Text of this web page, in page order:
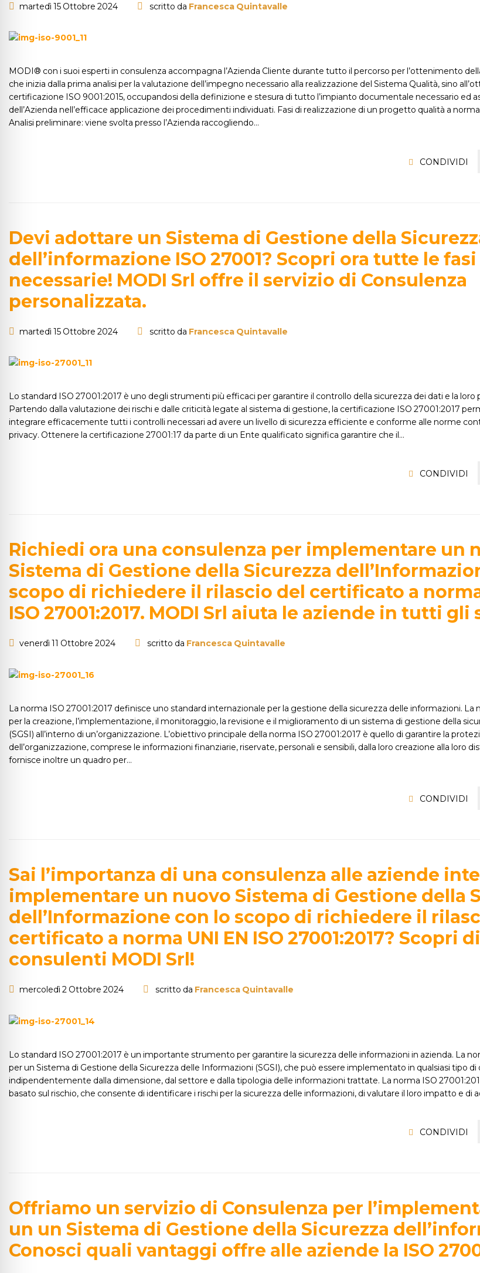
martedì 15 Ottobre 2024 scritto da Francesca Quintavalle
MODI® con i suoi esperti in consulenza accompagna l’Azienda Cliente durante tutto il percorso per l’ottenimento
che inizia dalla prima analisi per la valutazione dell’impegno necessario alla realizzazione del Sistema Qualità, sino
certificazione ISO 9001:2015, occupandosi della definizione e stesura di tutto l’impianto documentale necessario ed
dell’Azienda nell’efficace applicazione dei procedimenti individuati. Fasi di realizzazione di un progetto qualità a
Analisi preliminare: viene svolta presso l’Azienda raccogliendo…
CONDIVIDI
Devi adottare un Sistema di Gestione della
dell’informazione ISO 27001? Scopri ora tutte le fasi
necessarie! MODI Srl offre il servizio di Consulenza
personalizzata.
martedì 15 Ottobre 2024 scritto da Francesca Quintavalle
Lo standard ISO 27001:2017 è uno degli strumenti più efficaci per garantire il controllo della sicurezza dei dati e la loro
Partendo dalla valutazione dei rischi e dalle criticità legate al sistema di gestione, la certificazione ISO 27001:2017
integrare efficacemente tutti i controlli necessari ad avere un livello di sicurezza efficiente e conforme alle norme
privacy. Ottenere la certificazione 27001:17 da parte di un Ente qualificato significa garantire che il…
CONDIVIDI
Richiedi ora una consulenza per implementare un
Sistema di Gestione della Sicurezza
scopo di richiedere il rilascio del certificato a norma
ISO 27001:2017. MODI Srl aiuta le aziende in tutti gli
venerdì 11 Ottobre 2024 scritto da Francesca Quintavalle
La norma ISO 27001:2017 definisce uno standard internazionale per la gestione della sicurezza delle informazioni. La
per la creazione, l’implementazione, il monitoraggio, la revisione e il miglioramento di un sistema di gestione della
(SGSI) all’interno di un’organizzazione. L’obiettivo principale della norma ISO 27001:2017 è quello di garantire la
dell’organizzazione, comprese le informazioni finanziarie, riservate, personali e sensibili, dalla loro creazione alla loro
fornisce inoltre un quadro per…
CONDIVIDI
Sai l’importanza di una consulenza alle aziende
implementare un nuovo Sistema di Gestione della
dell’Informazione con lo scopo di richiedere il
certificato a norma UNI EN ISO 27001:2017? Scopri
consulenti MODI Srl!
mercoledì 2 Ottobre 2024 scritto da Francesca Quintavalle
Lo standard ISO 27001:2017 è un importante strumento per garantire la sicurezza delle informazioni in azienda. La
per un Sistema di Gestione della Sicurezza delle Informazioni (SGSI), che può essere implementato in qualsiasi tipo
indipendentemente dalla dimensione, dal settore e dalla tipologia delle informazioni trattate. La norma ISO
basato sul rischio, che consente di identificare i rischi per la sicurezza delle informazioni, di valutare il loro impatto e di
CONDIVIDI
Offriamo un servizio di Consulenza per
un un Sistema di Gestione della Sicurezza
Conosci quali vantaggi offre alle aziende la ISO